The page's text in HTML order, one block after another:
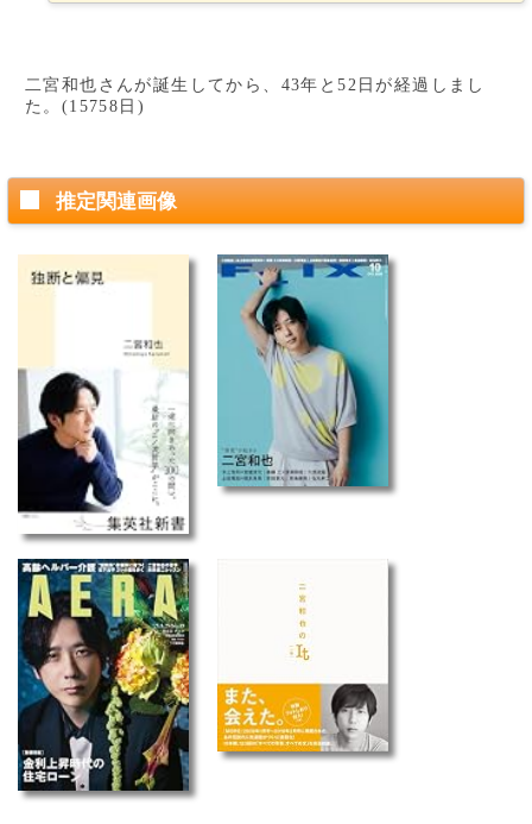
二宮和也さんが誕生してから、43年と52日が経過しまし
た。(15758日)
推定関連画像